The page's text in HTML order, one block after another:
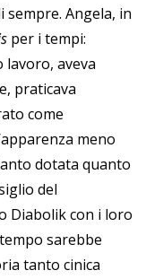
Angela, in
per i tempi:
lavoro, aveva
praticava
come
meno
dotata quanto
del
Diabolik con i loro
sarebbe
tanto cinica